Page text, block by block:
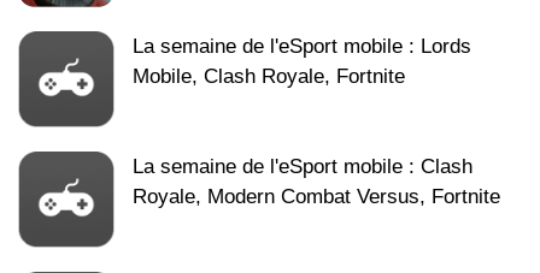
La semaine de l'eSport mobile : Lords
Mobile, Clash Royale, Fortnite
La semaine de l'eSport mobile : Clash
Royale, Modern Combat Versus, Fortnite